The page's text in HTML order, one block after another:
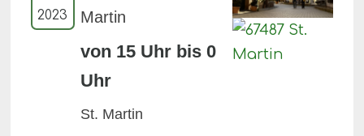
2023
Martin
von 15 Uhr bis 0
Uhr
St. Martin